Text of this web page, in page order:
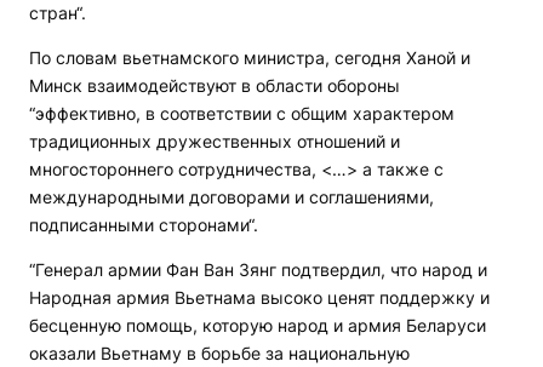
стран“.
По словам вьетнамского министра, сегодня Ханой и
Минск взаимодействуют в области обороны
“эффективно, в соответствии с общим характером
традиционных дружественных отношений и
многостороннего сотрудничества, <…> а также с
международными договорами и соглашениями,
подписанными сторонами“.
“Генерал армии Фан Ван Зянг подтвердил, что народ и
Народная армия Вьетнама высоко ценят поддержку и
бесценную помощь, которую народ и армия Беларуси
оказали Вьетнаму в борьбе за национальную